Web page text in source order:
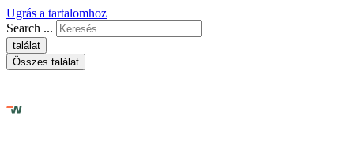
Ugrás a tartalomhoz
Search ...
találat
Összes találat